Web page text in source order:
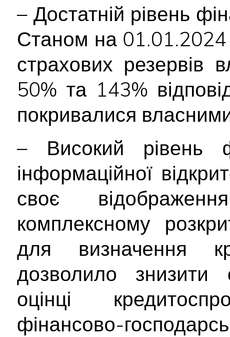
– Достатній рівень
Станом на 01.01.2024
страхових резервів
50% та 143%
покривалися
– Високий рівень
інформаційної
своє
комплексному
для визначення
дозволило знизити
оцінці
фінансово-